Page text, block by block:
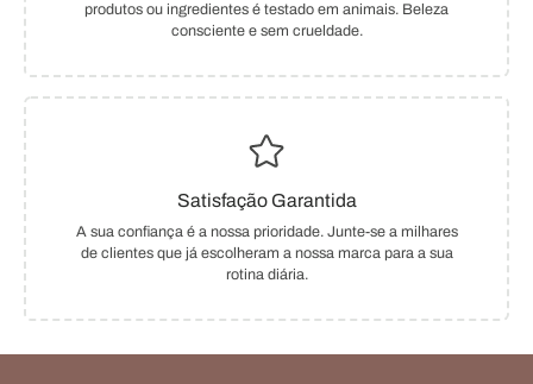
produtos ou ingredientes é testado em animais. Beleza
consciente e sem crueldade.
Satisfação Garantida
A sua confiança é a nossa prioridade. Junte-se a milhares
de clientes que já escolheram a nossa marca para a sua
rotina diária.